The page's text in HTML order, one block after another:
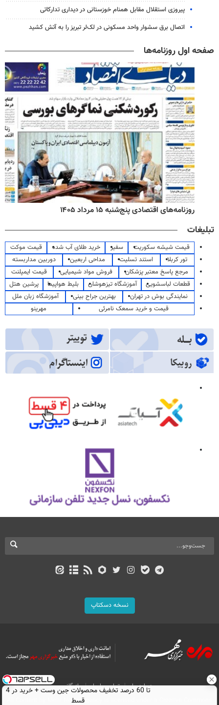
پیروزی استقلال مقابل همنام خوزستانی در دیداری تدارکاتی
اتصال برق سشوار واحد مسکونی در لک‌لر تبریز را به آتش کشید
صفحه اول روزنامه‌ها
روزنامه‌های اقتصادی پنج‌شنبه ۱۵ مرداد ۱۴۰۵
تبلیغات
قیمت شیشه سکوریت سفیر خرید طلای آب شده
قیمت موکت
تور کربلا
استند تسلیت مداحی اربعین
دوربین مداربسته
مرجع پاسخ معتبر پزشکان
فروش مواد شیمیایی
قیمت ایمپلنت
قطعات لباسشویی
آموزشگاه تیزهوشان بلیط هواپیما
پرشین هتل
نمایندگی بوش در تهران
بهترین جراح بینی
آموزشگاه زبان ملل
قیمت و خرید سمعک نامرئی
مهرینو
نسخه دسکتاپ
درباره ما تماس با ما
بازرگانی
All Content by Mehr News Agency is licensed under a Creative Commons
تا 60 درصد تخفیف محصولات جین وست + خرید در 4
قسط